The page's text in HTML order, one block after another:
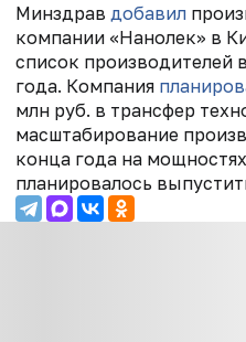
Минздрав добавил
компании «Нанолек» в
список производителей
года. Компания
млн руб. в трансфер
масштабирование
конца года на
планировалось